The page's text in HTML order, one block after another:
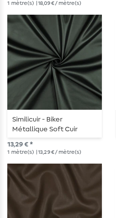
1 mètre(s) | 18,09 € / mètre(s)
Similicuir - Biker
Métallique Soft Cuir
Stretch Vert
13,29 € *
1 mètre(s) | 13,29 € / mètre(s)